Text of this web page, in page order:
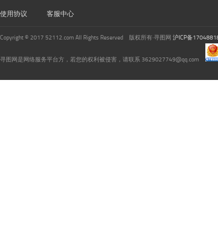
使用协议 客服中心
Copyright © 2017 52112.com All Rights Reserved 版权所有·寻图网 沪ICP备
寻图网是网络服务平台方，若您的权利被侵害，请联系 3629027749@qq.com